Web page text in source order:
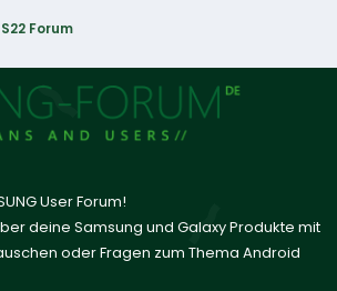
Forum
User Forum!
deine Samsung und Galaxy Produkte mit
oder Fragen zum Thema Android